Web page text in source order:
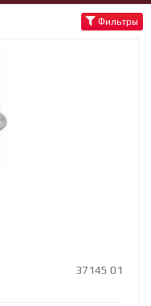
Фильтры
37145 01